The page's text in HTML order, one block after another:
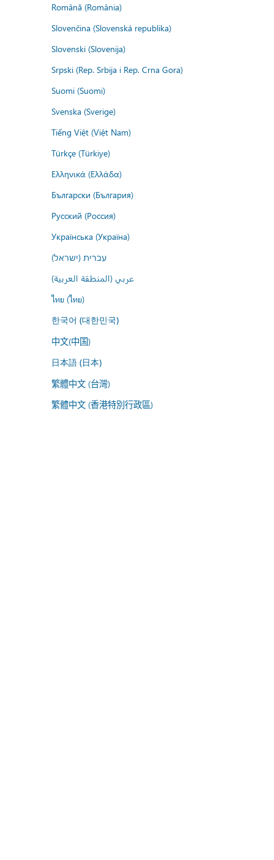
Română (România)
Slovenčina (Slovenská republika)
Slovenski (Slovenija)
Srpski (Rep. Srbija i Rep. Crna Gora)
Suomi (Suomi)
Svenska (Sverige)
Tiếng Việt (Việt Nam)
Türkçe (Türkiye)
Ελληνικά (Ελλάδα)
Български (България)
Русский (Россия)
Українська (Україна)
עברית (ישראל)
عربي (المنطقة العربية)
ไทย (ไทย)
한국어 (대한민국)
中文(中国)
日本語 (日本)
繁體中文 (台灣)
繁體中文 (香港特別行政區)